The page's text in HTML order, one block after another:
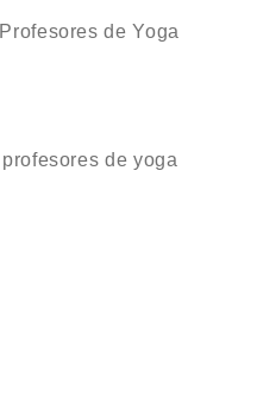
de Yoga
de yoga